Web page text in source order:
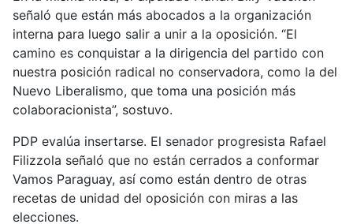
señaló que están más abocados a la organización
interna para luego salir a unir a la oposición. “El
camino es conquistar a la dirigencia del partido con
nuestra posición radical no conservadora, como la del
Nuevo Liberalismo, que toma una posición más
colaboracionista”, sostuvo.
PDP evalúa insertarse. El senador progresista Rafael
Filizzola señaló que no están cerrados a conformar
Vamos Paraguay, así como están dentro de otras
recetas de unidad del oposición con miras a las
elecciones.